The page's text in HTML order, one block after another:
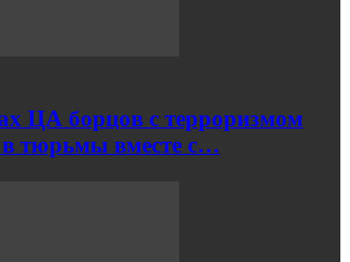
ЦА борцов с терроризмом
тюрьмы вместе с…